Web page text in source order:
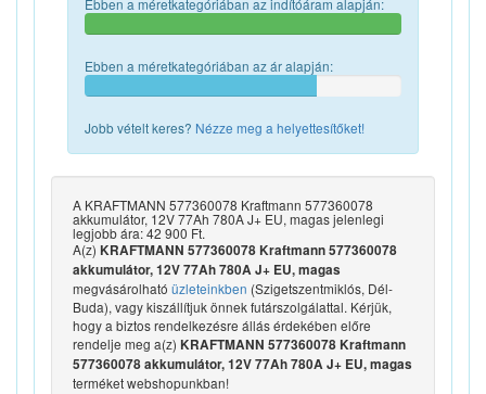
Ebben a méretkategóriában az indítóáram alapján:
Ebben a méretkategóriában az ár alapján:
Jobb vételt keres? Nézze meg a helyettesítőket!
A KRAFTMANN 577360078 Kraftmann 577360078
akkumulátor, 12V 77Ah 780A J+ EU, magas jelenlegi
legjobb ára: 42 900 Ft.
A(z) KRAFTMANN 577360078 Kraftmann 577360078
akkumulátor, 12V 77Ah 780A J+ EU, magas
megvásárolható üzleteinkben (Szigetszentmiklós, Dél-
Buda), vagy kiszállítjuk önnek futárszolgálattal. Kérjük,
hogy a biztos rendelkezésre állás érdekében előre
rendelje meg a(z) KRAFTMANN 577360078 Kraftmann
577360078 akkumulátor, 12V 77Ah 780A J+ EU, magas
terméket webshopunkban!